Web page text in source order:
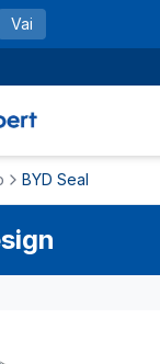
Vai
BYD Seal